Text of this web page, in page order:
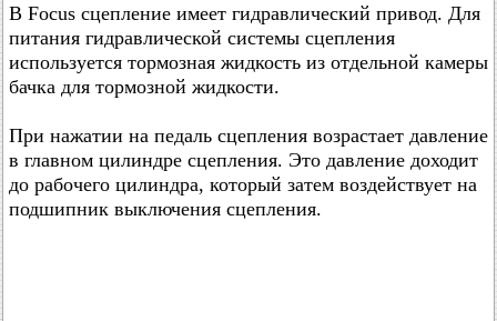
В Focus сцепление имеет гидравлический привод. Для
питания гидравлической системы сцепления
используется тормозная жидкость из отдельной камеры
бачка для тормозной жидкости.
При нажатии на педаль сцепления возрастает давление
в главном цилиндре сцепления. Это давление доходит
до рабочего цилиндра, который затем воздействует на
подшипник выключения сцепления.